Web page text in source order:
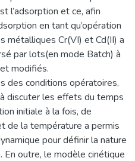
l’adsorption et ce, afin
en tant qu’opération
métalliques Cr(VI) et Cd(II) a
par lots(en mode Batch) à
modifiés.
des conditions opératoires,
discuter les effets du temps
initiale à la fois, de
de la température a permis
pour définir la nature
En outre, le modèle cinétique